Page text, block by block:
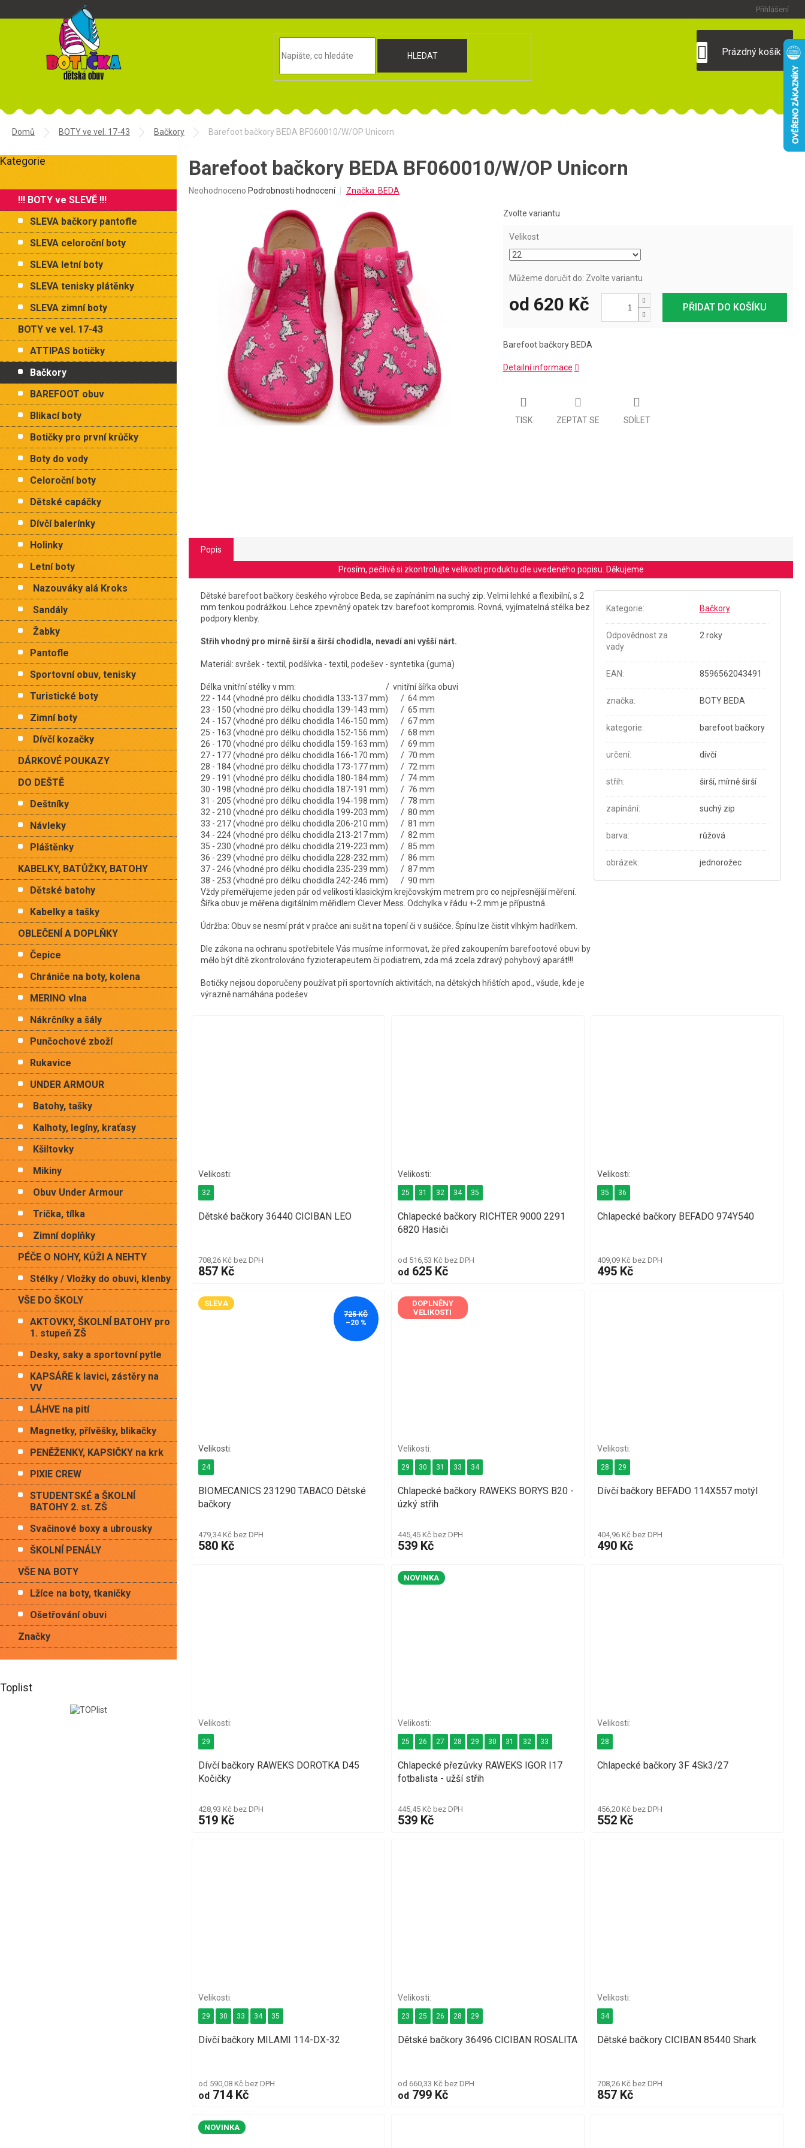
Přihlášení
HLEDAT
KOŠÍK
Prázdný košík
Domů BOTY ve vel. 17-43 Bačkory Barefoot bačkory BEDA BF060010/W/OP Unicorn
o
t
n
í
n
l
Přeskočit
Kategorie
!!! BOTY ve SLEVĚ !!!
SLEVA bačkory pantofle
SLEVA celoroční boty
SLEVA letní boty
SLEVA tenisky plátěnky
SLEVA zimní boty
BOTY ve vel. 17-43
ATTIPAS botičky
Bačkory
BAREFOOT obuv
Blikací boty
Botičky pro první krůčky
Boty do vody
Celoroční boty
Dětské capáčky
Dívčí balerínky
Holinky
Letní boty
Nazouváky alá Kroks
Sandály
Žabky
Pantofle
Sportovní obuv, tenisky
Turistické boty
Zimní boty
Dívčí kozačky
DÁRKOVÉ POUKAZY
DO DEŠTĚ
Deštníky
Návleky
Pláštěnky
KABELKY, BATŮŽKY, BATOHY
Dětské batohy
Kabelky a tašky
OBLEČENÍ A DOPLŇKY
Čepice
Chrániče na boty, kolena
MERINO vlna
Nákrčníky a šály
Punčochové zboží
Rukavice
UNDER ARMOUR
Batohy, tašky
Kalhoty, legíny, kraťasy
Kšiltovky
Mikiny
Obuv Under Armour
Trička, tílka
Zimní doplňky
PÉČE O NOHY, KŮŽI A NEHTY
Stélky / Vložky do obuvi, klenby
VŠE DO ŠKOLY
AKTOVKY, ŠKOLNÍ BATOHY pro
1. stupeň ZŠ
Desky, saky a sportovní pytle
KAPSÁŘE k lavici, zástěry na
VV
LÁHVE na pití
Magnetky, přívěšky, blikačky
PENĚŽENKY, KAPSIČKY na krk
PIXIE CREW
STUDENTSKÉ a ŠKOLNÍ
BATOHY 2. st. ZŠ
Svačinové boxy a ubrousky
ŠKOLNÍ PENÁLY
VŠE NA BOTY
Lžíce na boty, tkaničky
Ošetřování obuvi
Značky
Toplist
Barefoot bačkory BEDA BF060010/W/OP Unicorn
Průměrné
Neohodnoceno Podrobnosti hodnocení Značka: BEDA
Zvolte variantu
Velikost
Můžeme doručit do: Zvolte variantu
PŘIDAT DO KOŠÍKU
od 620 Kč
Barefoot bačkory BEDA
Detailní informace
TISK ZEPTAT SE SDÍLET
Popis
Prosím, pečlivě si zkontrolujte velikosti produktu dle uvedeného popisu. Děkujeme
Dětské barefoot bačkory českého výrobce Beda, se zapínáním na suchý zip. Velmi lehké a flexibilní, s 2
mm tenkou podrážkou. Lehce zpevněný opatek tzv. barefoot kompromis. Rovná, vyjímatelná stélka bez
podpory klenby.
Střih vhodný pro mírně širší a širší chodidla, nevadí ani vyšší nárt.
Materiál: svršek - textil, podšívka - textil, podešev - syntetika (guma)
Délka vnitřní stélky v mm: / vnitřní šířka obuvi
22 - 144 (vhodné pro délku chodidla 133-137 mm) / 64 mm
23 - 150 (vhodné pro délku chodidla 139-143 mm) / 65 mm
24 - 157 (vhodné pro délku chodidla 146-150 mm) / 67 mm
25 - 163 (vhodné pro délku chodidla 152-156 mm) / 68 mm
26 - 170 (vhodné pro délku chodidla 159-163 mm) / 69 mm
27 - 177 (vhodné pro délku chodidla 166-170 mm) / 70 mm
28 - 184 (vhodné pro délku chodidla 173-177 mm) / 72 mm
29 - 191 (vhodné pro délku chodidla 180-184 mm) / 74 mm
30 - 198 (vhodné pro délku chodidla 187-191 mm) / 76 mm
31 - 205 (vhodné pro délku chodidla 194-198 mm) / 78 mm
32 - 210 (vhodné pro délku chodidla 199-203 mm) / 80 mm
33 - 217 (vhodné pro délku chodidla 206-210 mm) / 81 mm
34 - 224 (vhodné pro délku chodidla 213-217 mm) / 82 mm
35 - 230 (vhodné pro délku chodidla 219-223 mm) / 85 mm
36 - 239 (vhodné pro délku chodidla 228-232 mm) / 86 mm
37 - 246 (vhodné pro délku chodidla 235-239 mm) / 87 mm
38 - 253 (vhodné pro délku chodidla 242-246 mm) / 90 mm
Vždy přeměřujeme jeden pár od velikosti klasickým krejčovským metrem pro co nejpřesnější měření.
Šířka obuv je měřena digitálním měřidlem Clever Mess. Odchylka v řádu +-2 mm je přípustná.
Údržba: Obuv se nesmí prát v pračce ani sušit na topení či v sušičce. Špínu lze čistit vlhkým hadříkem.
Dle zákona na ochranu spotřebitele Vás musíme informovat, že před zakoupením barefootové obuvi by
mělo být dítě zkontrolováno fyzioterapeutem či podiatrem, zda má zcela zdravý pohybový aparát!!!
Botičky nejsou doporučeny používat při sportovních aktivitách, na dětských hřištích apod., všude, kde je
výrazně namáhána podešev
Kategorie: Bačkory
Odpovědnost za
vady
2 roky
EAN: 8596562043491
značka: BOTY BEDA
kategorie: barefoot bačkory
určení: dívčí
střih: širší, mírně širší
zapínání: suchý zip
barva: růžová
obrázek: jednorožec
Dětské bačkory 36440 CICIBAN LEO
708,26 Kč bez DPH
857 Kč
32
Chlapecké bačkory RICHTER 9000 2291
6820 Hasiči
od 516,53 Kč bez DPH
od625 Kč
25 31 32 34 35
Chlapecké bačkory BEFADO 974Y540
409,09 Kč bez DPH
495 Kč
35 36
SLEVA
725 KČ
–20 %
BIOMECANICS 231290 TABACO Dětské
bačkory
479,34 Kč bez DPH
580 Kč
24
DOPLNĚNY
VELIKOSTI
Chlapecké bačkory RAWEKS BORYS B20 -
úzký střih
445,45 Kč bez DPH
539 Kč
29 30 31 33 34
Dívčí bačkory BEFADO 114X557 motýl
404,96 Kč bez DPH
490 Kč
28 29
Dívčí bačkory RAWEKS DOROTKA D45
Kočičky
428,93 Kč bez DPH
519 Kč
29
NOVINKA
Chlapecké přezůvky RAWEKS IGOR I17
fotbalista - užší střih
445,45 Kč bez DPH
539 Kč
25 26 27 28 29 30 31 32 33
Chlapecké bačkory 3F 4Sk3/27
456,20 Kč bez DPH
552 Kč
28
Dívčí bačkory MILAMI 114-DX-32
od 590,08 Kč bez DPH
od 714 Kč
29 30 33 34 35
Dětské bačkory 36496 CICIBAN ROSALITA
od 660,33 Kč bez DPH
od799 Kč
23 25 26 28 29
Dětské bačkory CICIBAN 85440 Shark
708,26 Kč bez DPH
857 Kč
34
NOVINKA